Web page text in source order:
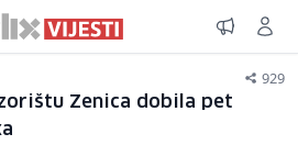
929
Zenica dobila pet